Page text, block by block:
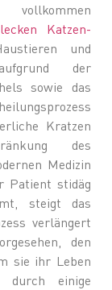
Katzen-
und
der
sowie das
Kratzen
des
Medizin
Patient stidäg
steigt das
verlängert
den
sie ihr Leben
durch einige